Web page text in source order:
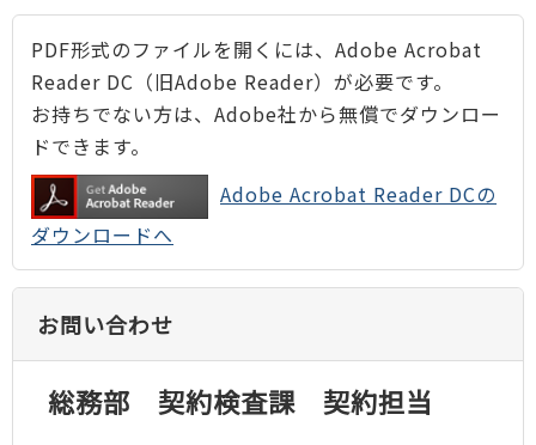
PDF形式のファイルを開くには、Adobe Acrobat
Reader DC（旧Adobe Reader）が必要です。
お持ちでない方は、Adobe社から無償でダウンロー
ドできます。
Adobe Acrobat Reader DCの
ダウンロードへ
お問い合わせ
総務部 契約検査課 契約担当